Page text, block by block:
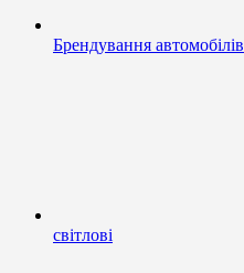
Брендування автомобілів
світлові